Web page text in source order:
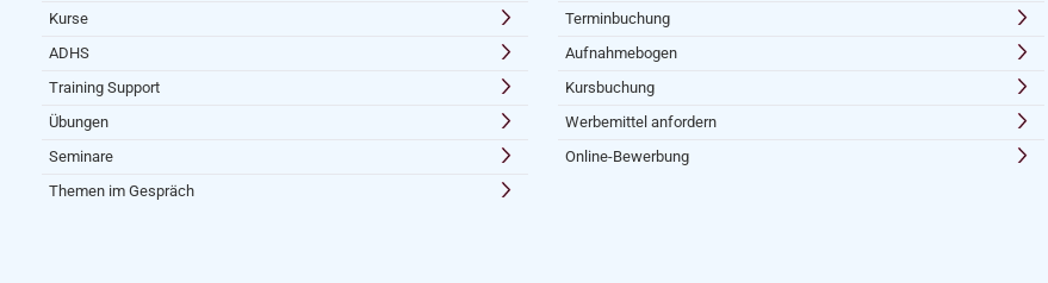
Kurse
ADHS
Training Support
Übungen
Seminare
Themen im Gespräch
Terminbuchung
Aufnahmebogen
Kursbuchung
Werbemittel anfordern
Online-Bewerbung